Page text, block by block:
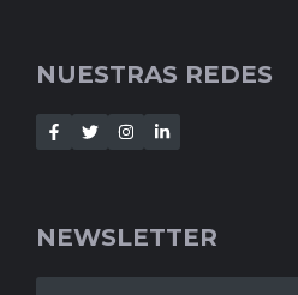
NUESTRAS REDES
NEWSLETTER